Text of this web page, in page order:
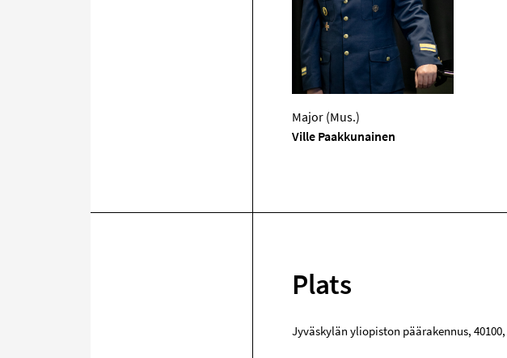
Major (Mus.)
Ville Paakkunainen
Plats
Jyväskylän yliopiston päärakennus, 40100,